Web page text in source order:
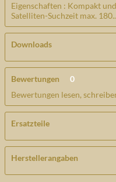
Eigenschaften : Kompakt
Satelliten-Suchzeit max.
Downloads
Bewertungen
0
Bewertungen lesen,
Ersatzteile
Herstellerangaben